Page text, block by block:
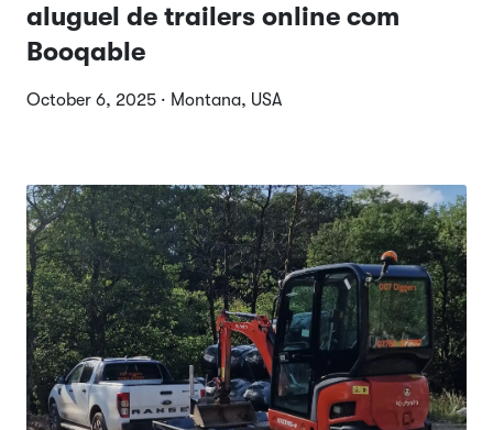
aluguel de trailers online com
Booqable
October 6, 2025 · Montana, USA